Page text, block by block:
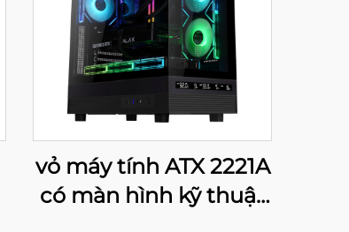
vỏ máy tính ATX 2221A
có màn hình kỹ thuật